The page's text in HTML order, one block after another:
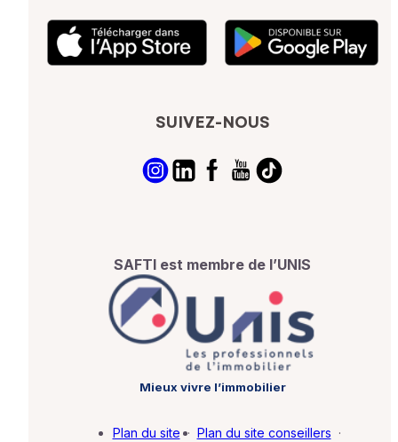
SUIVEZ-NOUS
SAFTI est membre de l’UNIS
Mieux vivre l’immobilier
Plan du site · Plan du site conseillers ·